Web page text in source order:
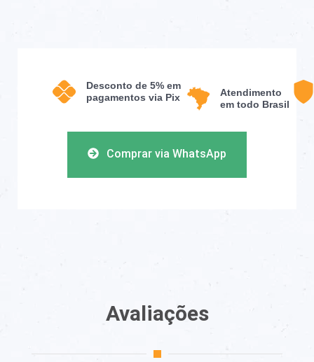
Comprar via WhatsApp
Desconto de 5% em
pagamentos via Pix
Atendimento
em todo Brasil
Avaliações